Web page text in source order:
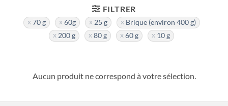
FILTRER
70 g 60g 25 g
Brique (environ 400 g)
200 g
80 g 60 g 10 g
Aucun produit ne correspond à votre sélection.